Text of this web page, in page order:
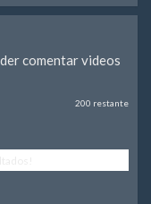
comentar videos
200 restante